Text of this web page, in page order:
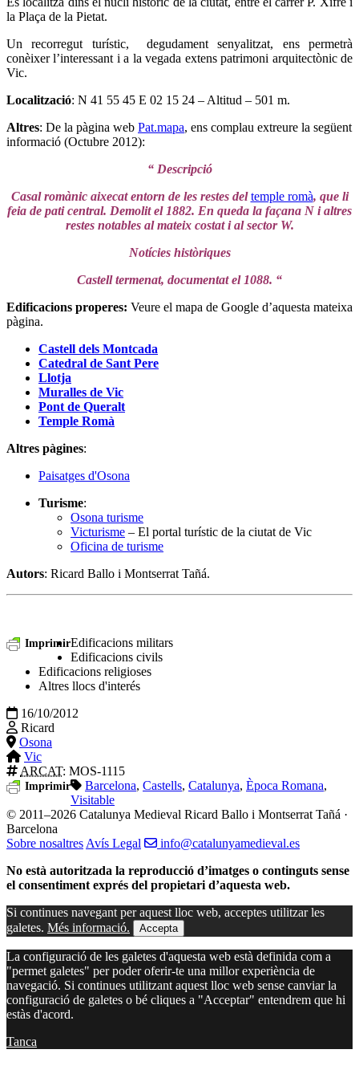
la Plaça de la Pietat.
Un recorregut turístic, degudament senyalitzat, ens permetrà
conèixer l’interessant i a la vegada extens patrimoni arquitectònic de
Vic.
Localització: N 41 55 45 E 02 15 24 – Altitud – 501 m.
Altres: De la pàgina web Pat.mapa, ens complau extreure la següent
informació (Octubre 2012):
“ Descripció
Casal romànic aixecat entorn de les restes deltemple romà, que li
feia de pati central. Demolit el 1882. En queda la façana N i altres
restes notables al mateix costat i al sector W.
Notícies històriques
Castell termenat, documentat el 1088. “
Edificacions properes: Veure el mapa de Google d’aquesta mateixa
pàgina.
Castell dels Montcada
Catedral de Sant Pere
Llotja
Muralles de Vic
Pont de Queralt
Temple Romà
Altres pàgines:
Paisatges d'Osona
Turisme:
Osona turisme
Victurisme – El portal turístic de la ciutat de Vic
Oficina de turisme
Autors: Ricard Ballo i Montserrat Tañá.
ImprimirEdificacions militars
Edificacions civils
Edificacions religioses
Altres llocs d'interés
16/10/2012
Ricard
Osona
Vic
ARCAT: MOS-1115
Imprimir Barcelona, Castells, Catalunya, Època Romana,
Visitable
© 2011–2026 Catalunya Medieval Ricard Ballo i Montserrat Tañá ·
Barcelona
Sobre nosaltres Avís Legal
info@catalunyamedieval.es
No està autoritzada la reproducció d’imatges o continguts sense
el consentiment exprés del propietari d’aquesta web.
Si continues navegant per aquest lloc web, acceptes utilitzar les
galetes. Més informació. Accepta
La configuració de les galetes d'aquesta web està definida com a
"permet galetes" per poder oferir-te una millor experiència de
navegació. Si continues utilitzant aquest lloc web sense canviar la
configuració de galetes o bé cliques a "Acceptar" entendrem que hi
estàs d'acord.
Tanca